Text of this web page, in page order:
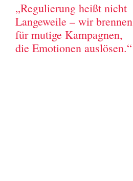
„Regulierung heißt nicht
Langeweile – wir brennen
für mutige Kampagnen,
die Emotionen auslösen.“